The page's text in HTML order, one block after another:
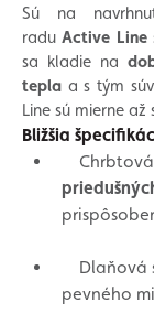
Sú na
raduActive Line
sa kladie na
tepla a s tým
Line sú mierne až
Bližšia
Dlaňová
pevného